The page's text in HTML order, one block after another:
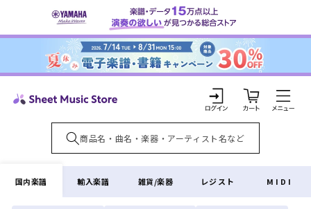
ンツに
ロ
グ
イ
ン
カ
ー
ト
国内楽譜 輸入楽譜 雑貨/楽器 レジスト MIDI